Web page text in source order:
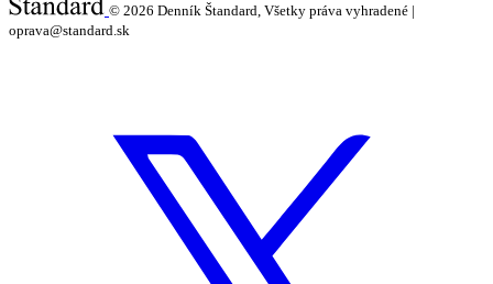
© 2026 Denník Štandard, Všetky práva vyhradené |
oprava@standard.sk